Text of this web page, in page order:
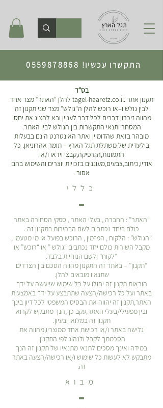
התקשרו עכשיו! 0559878868
בס"ד
תקנון אתר .tagel-haaretz.co.il להלן “האתר” מצד אחד
לבין גולש ו–או רוכש להלן ה“גולש” מצד שני תקנון זה
מהווה זיכרון דברים לכל דבר לעניין ובא להציג את יחסי
המסחר ותנאי התקשרות בין הגולש לבין האתר.
מובהר בזאת שהדומיין ואתר האינטרנט הינם בבעלות
בילעדית של משתלת תגל הארץ – תומר אהרוניאן. כל
התמונות,הגרפיקה,קבצי וידאו ו/או
אודיו,כיתוב,צבעים,מעוגנים בזכויות יוצרים והשימוש בהם
אסור .
כללי
“האתר” : החברה , בעלי האתר , ספקי הסחורה באתר
כולם ביחד נכתבים לשם הבהירות בתקנון זה .
“הגולש” : הלקוח , המזמין , הרוכש בפועל או מי מטעמו ,
מקבל השירות כולם יחד נכתבים “גולש ” או “רוכש” או
“לקוח” ולשם הנוחיות בלבד.
“תקנון” – באתר זה התקנון מהווה הסכם בין הצדדים
שתנאיו מובאים להלן.
הוראות תקנון זה יחולו על כל שימוש שייעשה על ידך
באתר ועל כל רכישה/הצעה שתתבצע על ידך באמצעות
האתר,תקנון זה יהווה את הבסיס המשפטי לכל דיון בינך
ובין מפעילי/בעלי האתר,עקב כך,הנך מתבקש לקרוא
תקנון זה במלואו ובעיון.
גלישה באתר ו/או רכישת אחד ממוצריו,מהווה את
הסכמתך לקבל ולנהוג לפי התקנון.
במידה ואינך מסכים לתנאי מתנאיו של תקנון זה הנך
מתבקש לא לעשות כל שימוש ו/או רכישה/הצעה באתר
זה.
מבוא